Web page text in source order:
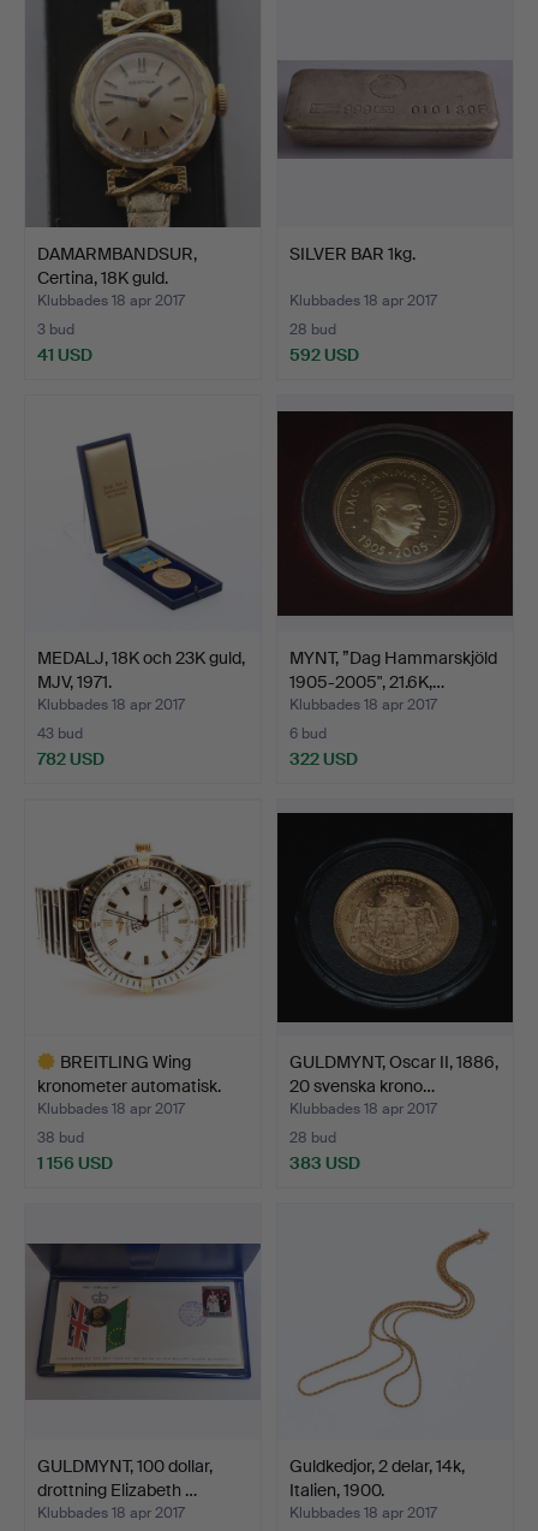
DAMARMBANDSUR,
Certina, 18K guld.
Klubbades 18 apr 2017
3 bud
41 USD
SILVER BAR 1kg.
Klubbades 18 apr 2017
28 bud
592 USD
MEDALJ, 18K och 23K guld,
MJV, 1971.
Klubbades 18 apr 2017
43 bud
782 USD
MYNT, ”Dag Hammarskjöld
1905-2005", 21.6K,…
Klubbades 18 apr 2017
6 bud
322 USD
BREITLING Wing
kronometer automatisk.
Klubbades 18 apr 2017
38 bud
1 156 USD
GULDMYNT, Oscar II, 1886,
20 svenska krono…
Klubbades 18 apr 2017
28 bud
383 USD
GULDMYNT, 100 dollar,
drottning Elizabeth …
Klubbades 18 apr 2017
Guldkedjor, 2 delar, 14k,
Italien, 1900.
Klubbades 18 apr 2017